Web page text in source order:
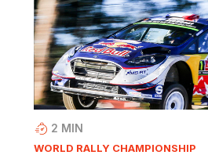
2 MIN
WORLD RALLY CHAMPIONSHIP